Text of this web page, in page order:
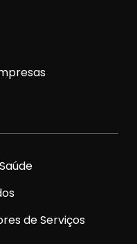
de Serviços